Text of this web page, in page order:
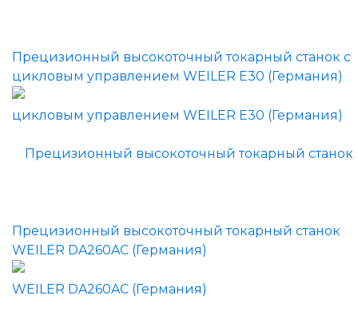
Прецизионный высокоточный токарный станок с
цикловым управлением WEILER E30 (Германия)
Прецизионный высокоточный токарный станок
WEILER DA260AC (Германия)